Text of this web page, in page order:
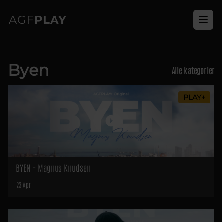
Byen Alle kategorier
PLAY+
BYEN - Magnus Knudsen
23 Apr